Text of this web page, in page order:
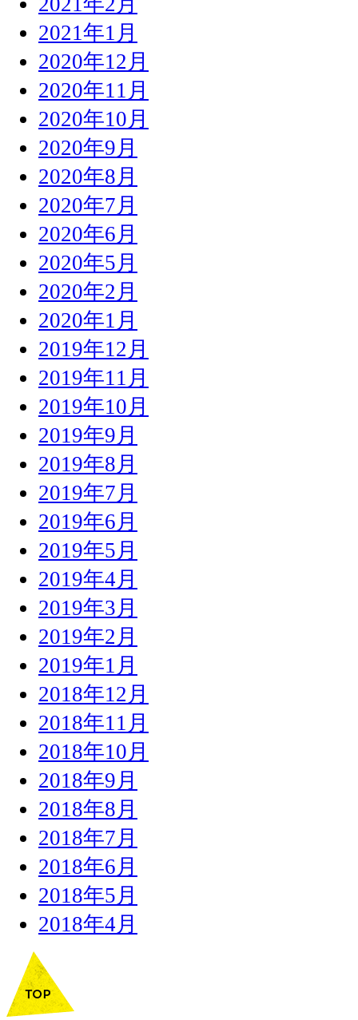
2021年1月
2020年12月
2020年11月
2020年10月
2020年9月
2020年8月
2020年7月
2020年6月
2020年5月
2020年2月
2020年1月
2019年12月
2019年11月
2019年10月
2019年9月
2019年8月
2019年7月
2019年6月
2019年5月
2019年4月
2019年3月
2019年2月
2019年1月
2018年12月
2018年11月
2018年10月
2018年9月
2018年8月
2018年7月
2018年6月
2018年5月
2018年4月